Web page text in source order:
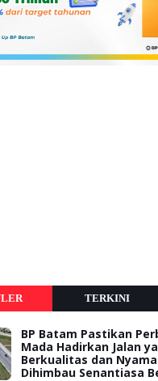
TERKINI
BP Batam Pastikan
Mada Hadirkan Jalan
Berkualitas dan
Dihimbau Senantiasa